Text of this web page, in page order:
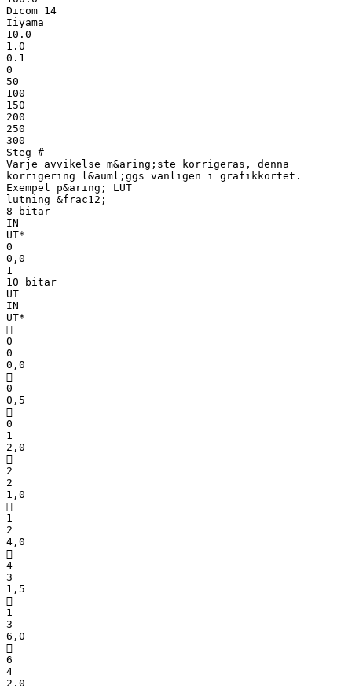
Dicom 14
Iiyama
10.0
1.0
0.1
0
50
100
150
200
250
300
Steg #
Varje avvikelse m&aring;ste korrigeras, denna
korrigering l&auml;ggs vanligen i grafikkortet.
Exempel p&aring; LUT
lutning &frac12;
8 bitar
IN
UT*
0
0,0
1
10 bitar
UT
IN
UT*

0
0
0,0

0
0,5

0
1
2,0

2
2
1,0

1
2
4,0

4
3
1,5

1
3
6,0

6
4
2,0